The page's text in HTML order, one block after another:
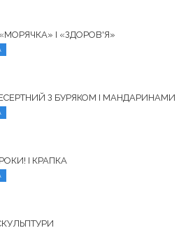
І «ЗДОРОВ'Я»
З БУРЯКОМ І МАНДАРИНАМИ
І КРАПКА